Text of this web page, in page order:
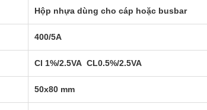
Hộp nhựa dùng cho cáp hoặc busbar
400/5A
Cl 1%/2.5VA CL0.5%/2.5VA
50x80 mm